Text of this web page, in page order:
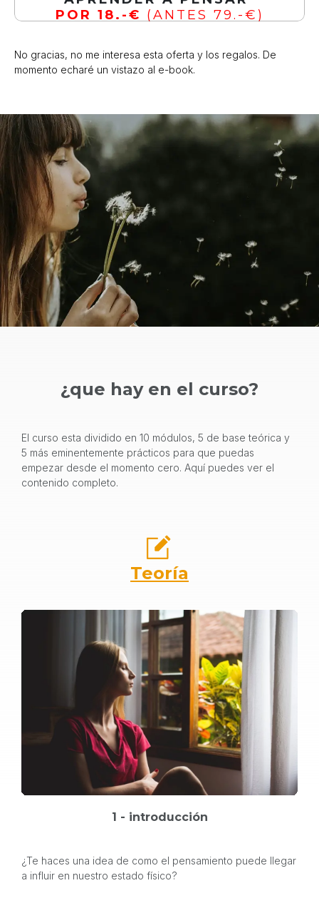
POR 18.-€ (ANTES 79.-€)
No gracias, no me interesa esta oferta y los regalos. De
momento echaré un vistazo al e-book.
¿que hay en el curso?
El curso esta dividido en 10 módulos, 5 de base teórica y
5 más eminentemente prácticos para que puedas
empezar desde el momento cero. Aquí puedes ver el
contenido completo.
Teoría
1 - introducción
¿Te haces una idea de como el pensamiento puede llegar
a influir en nuestro estado físico?